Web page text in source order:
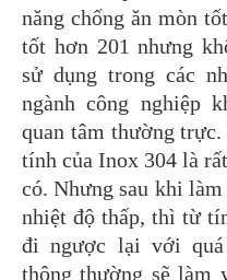
năng chống ăn mòn
tốt hơn 201 nhưng
sử dụng trong các
ngành công nghiệp
quan tâm thường
tính của Inox 304 là
có. Nhưng sau khi
nhiệt độ thấp, thì từ
đi ngược lại với
thông thường sẽ làm